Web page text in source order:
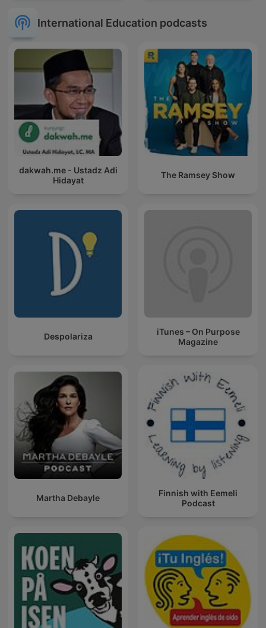
International Education podcasts
dakwah.me - Ustadz Adi
Hidayat
The Ramsey Show
Despolariza
iTunes – On Purpose
Magazine
Martha Debayle
Finnish with Eemeli
Podcast